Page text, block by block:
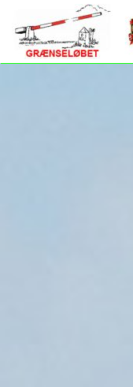
Skip to main content